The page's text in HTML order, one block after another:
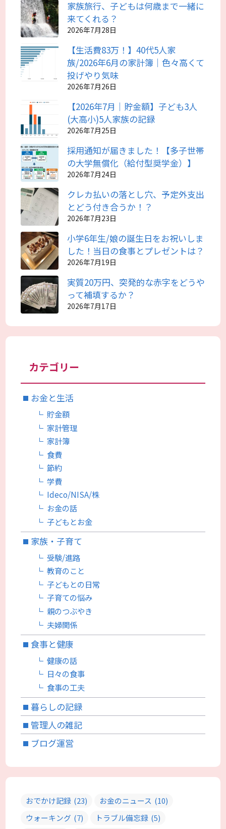
家族旅行、子どもは何歳まで一緒に
来てくれる？
2026年7月28日
【生活費83万！】40代5人家
族/2026年6月の家計簿｜色々高くて
投げやり気味
2026年7月26日
【2026年7月｜貯金額】子ども3人
(大高小)5人家族の記録
2026年7月25日
採用通知が届きました！【多子世帯
の大学無償化（給付型奨学金）】
2026年7月24日
クレカ払いの落とし穴、予定外支出
とどう付き合うか！？
2026年7月23日
小学6年生/娘の誕生日をお祝いしま
した！当日の食事とプレゼントは？
2026年7月19日
実質20万円、突発的な赤字をどうや
って補填するか？
2026年7月17日
カテゴリー
お金と生活
貯金額
家計管理
家計簿
食費
節約
学費
Ideco/NISA/株
お金の話
子どもとお金
家族・子育て
受験/進路
教育のこと
子どもとの日常
子育ての悩み
親のつぶやき
夫婦関係
食事と健康
健康の話
日々の食事
食事の工夫
暮らしの記録
管理人の雑記
ブログ運営
おでかけ記録 (23) お金のニュース (10)
ウォーキング (7) トラブル備忘録 (5)